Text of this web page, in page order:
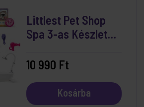
Littlest Pet Shop
Spa 3-as Készlet
10 990 Ft
Kosárba